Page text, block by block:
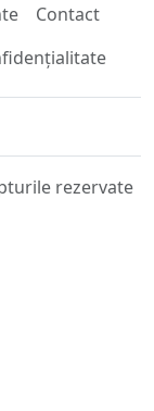
Contact
rezervate